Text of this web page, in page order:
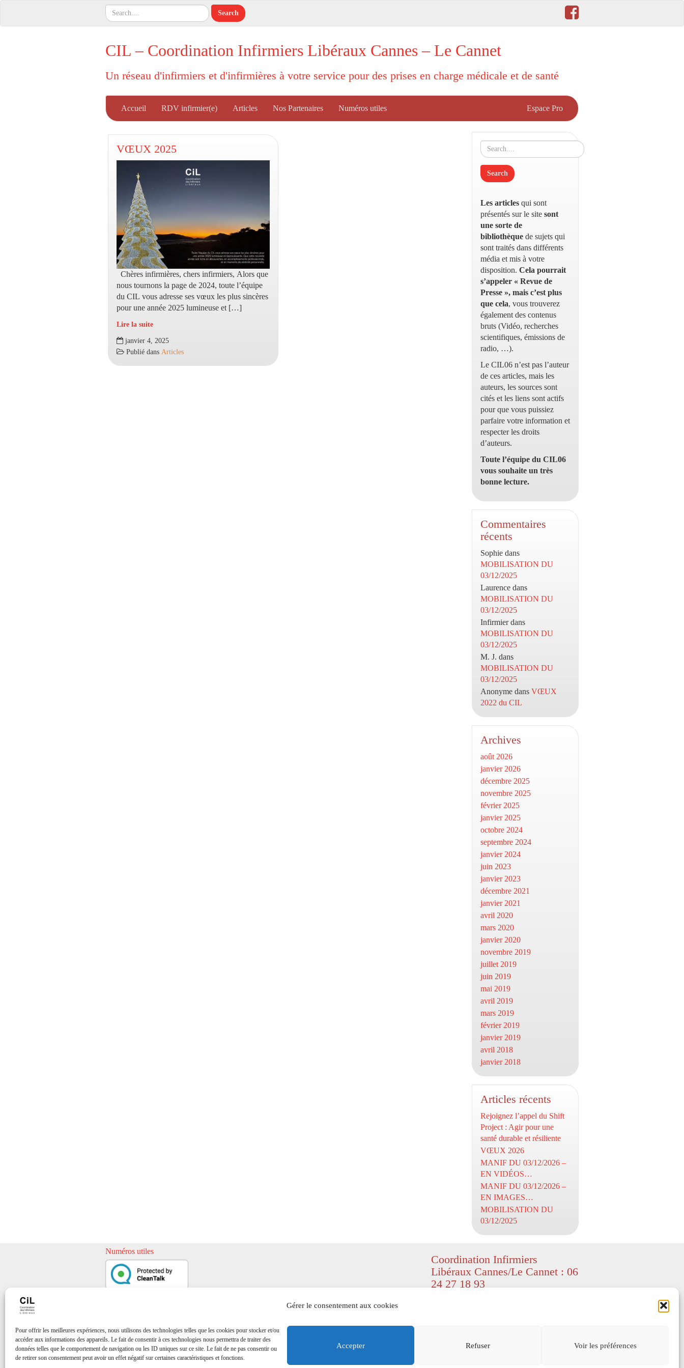
Gérer le consentement aux cookies
Pour offrir les meilleures expériences, nous utilisons des technologies telles que les cookies pour stocker et/ou
accéder aux informations des appareils. Le fait de consentir à ces technologies nous permettra de traiter des
données telles que le comportement de navigation ou les ID uniques sur ce site. Le fait de ne pas consentir ou
de retirer son consentement peut avoir un effet négatif sur certaines caractéristiques et fonctions.
Accepter Refuser Voir les préférences
CIL – Coordination Infirmiers Libéraux Cannes – Le Cannet
Un réseau d'infirmiers et d'infirmières à votre service pour des prises en charge médicale et de santé
Accueil RDV infirmier(e) Articles Nos Partenaires Numéros utiles Espace Pro
VŒUX 2025
Chères infirmières, chers infirmiers, Alors que
nous tournons la page de 2024, toute l’équipe
du CIL vous adresse ses vœux les plus sincères
pour une année 2025 lumineuse et […]
Lire la suite
2025
janvier 4, 2025
Publié dans Articles
Les articles qui sont
présentés sur le site sont
une sorte de
bibliothèque de sujets qui
sont traités dans différents
média et mis à votre
disposition. Cela pourrait
s’appeler « Revue de
Presse », mais c’est plus
que cela, vous trouverez
également des contenus
bruts (Vidéo, recherches
scientifiques, émissions de
radio, …).
Le CIL06 n’est pas l’auteur
de ces articles, mais les
auteurs, les sources sont
cités et les liens sont actifs
pour que vous puissiez
parfaire votre information et
respecter les droits
d’auteurs.
Toute l’équipe du CIL06
vous souhaite un très
bonne lecture.
Commentaires
récents
Sophie dans
MOBILISATION DU
03/12/2025
Laurence dans
MOBILISATION DU
03/12/2025
Infirmierdans
MOBILISATION DU
03/12/2025
M. J. dans
MOBILISATION DU
03/12/2025
Anonyme dans VŒUX
2022 du CIL
Archives
août 2026
janvier 2026
décembre 2025
novembre 2025
février 2025
janvier 2025
octobre 2024
septembre 2024
janvier 2024
juin 2023
janvier 2023
décembre 2021
janvier 2021
avril 2020
mars 2020
janvier 2020
novembre 2019
juillet 2019
juin 2019
mai 2019
avril 2019
mars 2019
février 2019
janvier 2019
avril 2018
janvier 2018
Articles récents
Rejoignez l’appel du Shift
Project : Agir pour une
santé durable et résiliente
VŒUX 2026
MANIF DU 03/12/2026 –
EN VIDÉOS…
MANIF DU 03/12/2026 –
EN IMAGES…
MOBILISATION DU
03/12/2025
Numéros utiles
Coordination Infirmiers
Libéraux Cannes/Le Cannet : 06
24 27 18 93
Mentions légales